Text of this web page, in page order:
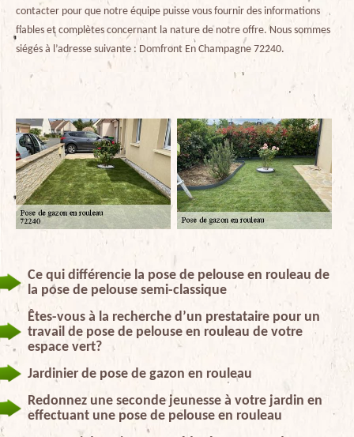
contacter pour que notre équipe puisse vous fournir des informations
fiables et complètes concernant la nature de notre offre. Nous sommes
siégés à l’adresse suivante : Domfront En Champagne 72240.
Ce qui différencie la pose de pelouse en rouleau de
la pose de pelouse semi-classique
Êtes-vous à la recherche d’un prestataire pour un
travail de pose de pelouse en rouleau de votre
espace vert?
Jardinier de pose de gazon en rouleau
Redonnez une seconde jeunesse à votre jardin en
effectuant une pose de pelouse en rouleau